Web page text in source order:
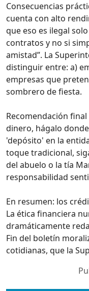
Consecuencias
cuenta con alto
que eso es ilegal
contratos y no si
amistad”. La
distinguir entre: a)
empresas que
sombrero de fiesta.
Recomendación
dinero, hágalo
'depósito' en la
toque tradicional,
del abuelo o la tía
responsabilidad
En resumen: los
La ética financiera
dramáticamente
Fin del boletín
cotidianas, que la